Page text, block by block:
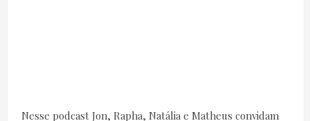
Nesse podcast Jon, Rapha, Natália e Matheus convidam